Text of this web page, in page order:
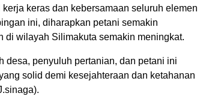
keras dan kebersamaan seluruh elemen
ini, diharapkan petani semakin
di wilayah Silimakuta semakin meningkat.
desa, penyuluh pertanian, dan petani ini
solid demi kesejahteraan dan ketahanan